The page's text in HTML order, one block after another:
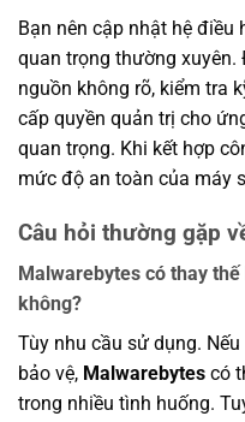
Bạn nên cập nhật hệ điều
quan trọng thường
nguồn không rõ, kiểm tra
cấp quyền quản trị cho
quan trọng. Khi kết hợp
mức độ an toàn của máy
Câu hỏi thường gặp
Malwarebytes có thay
không?
Tùy nhu cầu sử dụng.
bảo vệ, Malwarebytes có
trong nhiều tình huống.